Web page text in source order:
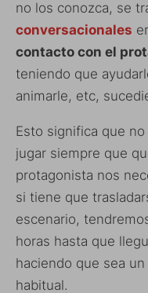
no los conozca, se
conversacionales
contacto con el
teniendo que
animarle, etc,
Esto significa que
jugar siempre que
protagonista nos
si tiene que
escenario,
horas hasta que
haciendo que sea
habitual.